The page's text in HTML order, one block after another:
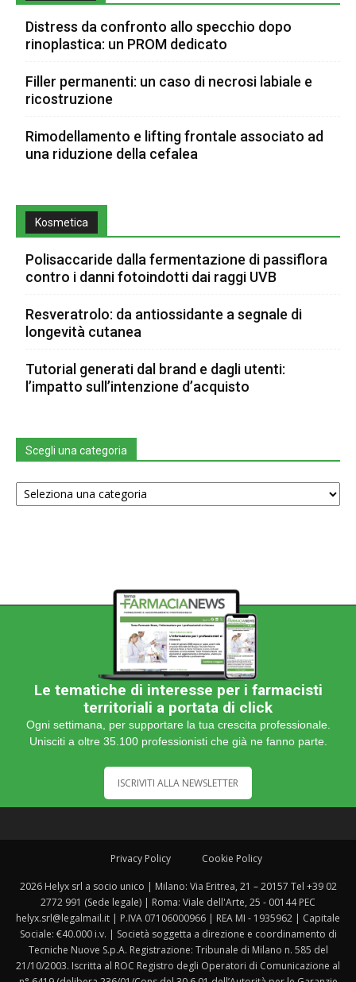
Distress da confronto allo specchio dopo
rinoplastica: un PROM dedicato
Filler permanenti: un caso di necrosi labiale e
ricostruzione
Rimodellamento e lifting frontale associato ad
una riduzione della cefalea
Kosmetica
Polisaccaride dalla fermentazione di passiflora
contro i danni fotoindotti dai raggi UVB
Resveratrolo: da antiossidante a segnale di
longevità cutanea
Tutorial generati dal brand e dagli utenti:
l’impatto sull’intenzione d’acquisto
Scegli una categoria
Scegli
una
Le tematiche di interesse per i farmacisti
territoriali a portata di click
Ogni settimana, per supportare la tua crescita professionale.
Unisciti a oltre 35.100 professionisti che già ne fanno parte.
ISCRIVITI ALLA NEWSLETTER
Privacy Policy Cookie Policy
2026 Helyx srl a socio unico | Milano: Via Eritrea, 21 – 20157 Tel +39 02
2772 991 (Sede legale) | Roma: Viale dell'Arte, 25 - 00144 PEC
helyx.srl@legalmail.it | P.IVA 07106000966 | REA MI - 1935962 | Capitale
Sociale: €40.000 i.v. | Società soggetta a direzione e coordinamento di
Tecniche Nuove S.p.A. Registrazione: Tribunale di Milano n. 585 del
21/10/2003. Iscritta al ROC Registro degli Operatori di Comunicazione al